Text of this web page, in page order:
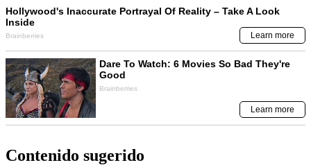
Contenido sugerido